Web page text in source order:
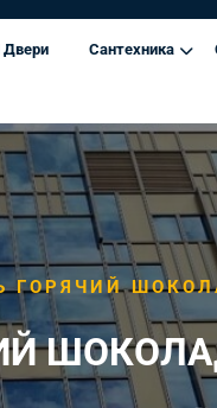
Двери Сантехника
ГОРЯЧИЙ